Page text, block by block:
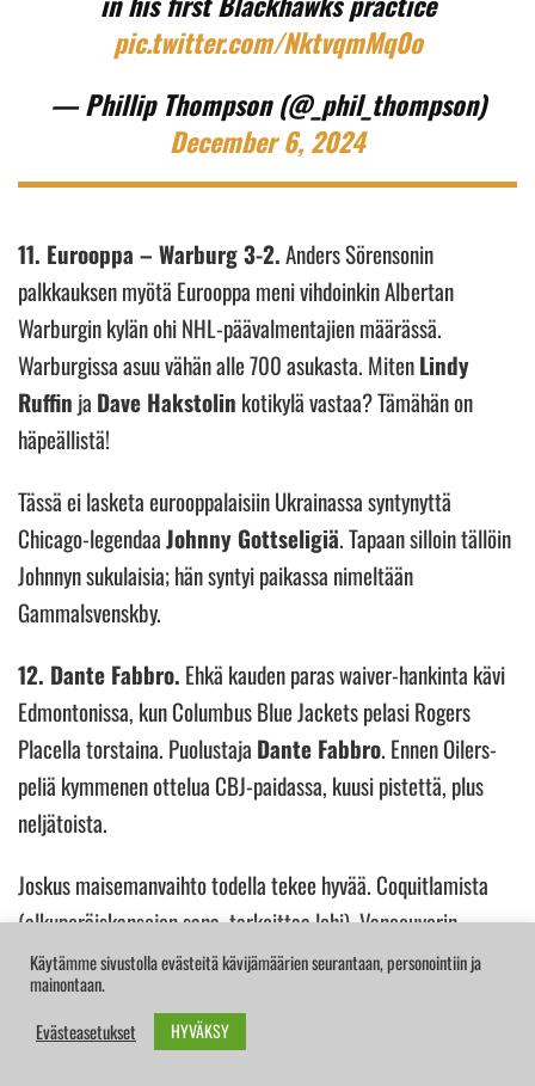
pic.twitter.com/NktvqmMq0o
— Phillip Thompson (@_phil_thompson)
December 6, 2024
11. Eurooppa – Warburg 3-2.Anders Sörensonin
palkkauksen myötä Eurooppa meni vihdoinkin Albertan
Warburgin kylän ohi NHL-päävalmentajien määrässä.
Warburgissa asuu vähän alle 700 asukasta. MitenLindy
Ruffin ja Dave Hakstolin kotikylä vastaa? Tämähän on
häpeällistä!
Tässä ei lasketa eurooppalaisiin Ukrainassa syntynyttä
Chicago-legendaaJohnny Gottseligiä. Tapaan silloin tällöin
Johnnyn sukulaisia; hän syntyi paikassa nimeltään
Gammalsvenskby.
12. Dante Fabbro. Ehkä kauden paras waiver-hankinta kävi
Edmontonissa, kun Columbus Blue Jackets pelasi Rogers
Placella torstaina. Puolustaja Dante Fabbro. Ennen Oilers-
peliä kymmenen ottelua CBJ-paidassa, kuusi pistettä, plus
neljätoista.
Joskus maisemanvaihto todella tekee hyvää. Coquitlamista
(alkuperäiskansojen sana, tarkoittaa lohi), Vancouverin
alueelta kotoisin oleva Fabbro on vasta 26-vuotias. Pelaa
Jacketsissä Team USA:n
on pelaamassa hyvää kautta.
Käytämme sivustolla evästeitä kävijämäärien seurantaan, personointiin ja
mainontaan.
Evästeasetukset
HYVÄKSY